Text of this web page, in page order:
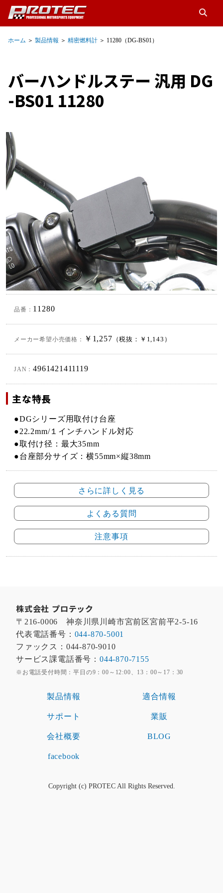
ホーム ＞ 製品情報 ＞ 精密燃料計 ＞ 11280（DG-BS01）
バーハンドルステー 汎用 DG
-BS01 11280
品番： 11280
メーカー希望小売価格： ￥1,257 （税抜：￥1,143）
JAN：4961421411119
主な特長
●DGシリーズ用取付け台座
●22.2mm/１インチハンドル対応
●取付け径：最大35mm
●台座部分サイズ：横55mm×縦38mm
さらに詳しく見る
よくある質問
注意事項
株式会社 プロテック
〒216-0006 神奈川県川崎市宮前区宮前平2-5-16
代表電話番号： 044-870-5001
ファックス：044-870-9010
サービス課電話番号： 044-870-7155
※お電話受付時間：平日の9：00～12:00、13：00～17：30
製品情報 適合情報
サポート 業販
会社概要 BLOG
facebook
Copyright (c) PROTEC All Rights Reserved.